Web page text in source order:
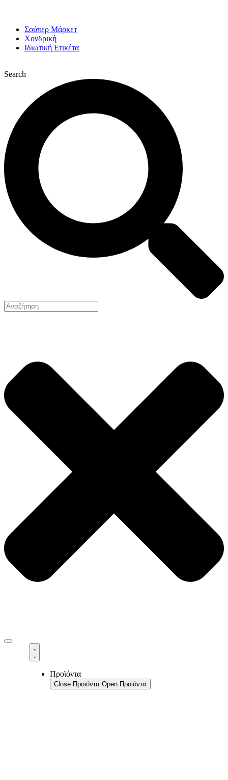
Σούπερ Μάρκετ
Χονδρική
Ιδιωτική Ετικέτα
Search
Προϊόντα
Close Προϊόντα Open Προϊόντα